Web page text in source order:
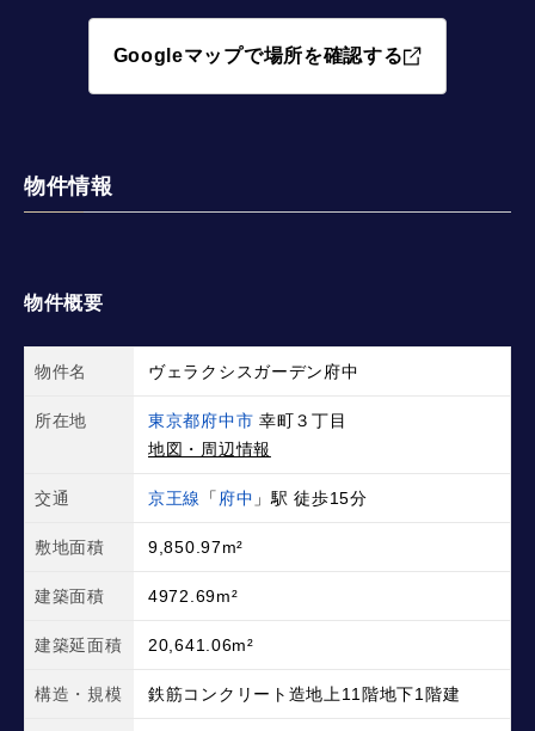
Googleマップで場所を確認する
物件情報
物件概要
物件名 ヴェラクシスガーデン府中
所在地 東京都府中市 幸町３丁目
地図・周辺情報
交通 京王線 「 府中 」駅 徒歩15分
敷地面積 9,850.97m²
建築面積 4972.69m²
建築延面積 20,641.06m²
構造・規模 鉄筋コンクリート造地上11階地下1階建